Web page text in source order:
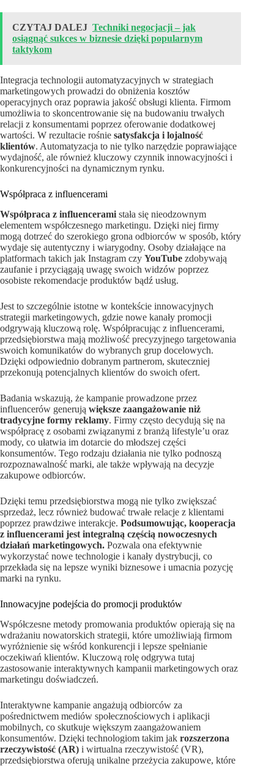
CZYTAJ DALEJ Techniki negocjacji – jak
osiągnąć sukces w biznesie dzięki popularnym
taktykom
Integracja technologii automatyzacyjnych w strategiach
marketingowych prowadzi do obniżenia kosztów
operacyjnych oraz poprawia jakość obsługi klienta. Firmom
umożliwia to skoncentrowanie się na budowaniu trwałych
relacji z konsumentami poprzez oferowanie dodatkowej
wartości. W rezultacie rośnie satysfakcja i lojalność
klientów. Automatyzacja to nie tylko narzędzie poprawiające
wydajność, ale również kluczowy czynnik innowacyjności i
konkurencyjności na dynamicznym rynku.
Współpraca z influencerami
Współpraca z influencerami stała się nieodzownym
elementem współczesnego marketingu. Dzięki niej firmy
mogą dotrzeć do szerokiego grona odbiorców w sposób, który
wydaje się autentyczny i wiarygodny. Osoby działające na
platformach takich jak Instagram czy YouTube zdobywają
zaufanie i przyciągają uwagę swoich widzów poprzez
osobiste rekomendacje produktów bądź usług.
Jest to szczególnie istotne w kontekście innowacyjnych
strategii marketingowych, gdzie nowe kanały promocji
odgrywają kluczową rolę. Współpracując z influencerami,
przedsiębiorstwa mają możliwość precyzyjnego targetowania
swoich komunikatów do wybranych grup docelowych.
Dzięki odpowiednio dobranym partnerom, skuteczniej
przekonują potencjalnych klientów do swoich ofert.
Badania wskazują, że kampanie prowadzone przez
influencerów generują większe zaangażowanie niż
tradycyjne formy reklamy. Firmy często decydują się na
współpracę z osobami związanymi z branżą lifestyle’u oraz
mody, co ułatwia im dotarcie do młodszej części
konsumentów. Tego rodzaju działania nie tylko podnoszą
rozpoznawalność marki, ale także wpływają na decyzje
zakupowe odbiorców.
Dzięki temu przedsiębiorstwa mogą nie tylko zwiększać
sprzedaż, lecz również budować trwałe relacje z klientami
poprzez prawdziwe interakcje. Podsumowując, kooperacja
z influencerami jest integralną częścią nowoczesnych
działań marketingowych. Pozwala ona efektywnie
wykorzystać nowe technologie i kanały dystrybucji, co
przekłada się na lepsze wyniki biznesowe i umacnia pozycję
marki na rynku.
Innowacyjne podejścia do promocji produktów
Współczesne metody promowania produktów opierają się na
wdrażaniu nowatorskich strategii, które umożliwiają firmom
wyróżnienie się wśród konkurencji i lepsze spełnianie
oczekiwań klientów. Kluczową rolę odgrywa tutaj
zastosowanie interaktywnych kampanii marketingowych oraz
marketingu doświadczeń.
Interaktywne kampanie angażują odbiorców za
pośrednictwem mediów społecznościowych i aplikacji
mobilnych, co skutkuje większym zaangażowaniem
konsumentów. Dzięki technologiom takim jak rozszerzona
rzeczywistość (AR) i wirtualna rzeczywistość (VR),
przedsiębiorstwa oferują unikalne przeżycia zakupowe, które